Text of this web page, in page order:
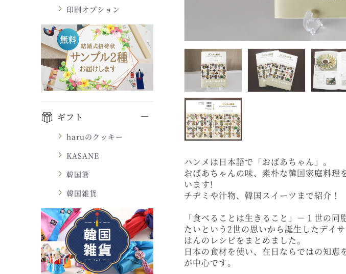
印刷オプション
ギフト
haruのクッキー
KASANE
韓国箸
韓国雑貨
ハンメは日本語で「おばあちゃん」。
おばあちゃんの味、素朴な韓国家庭料理
います!
チヂミや汁物、韓国スイーツまで紹介！
「食べることは生きること」－１世の
たいという2世の思いから誕生したデイ
はんのレシピをまとめました。
日本の食材を使い、在日ならではの知
が中心です。